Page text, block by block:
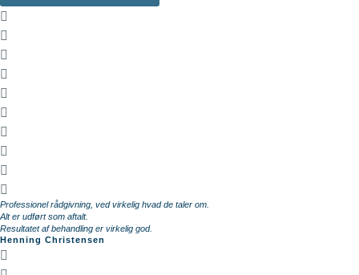
Professionel rådgivning, ved virkelig hvad de taler om.
Alt er udført som aftalt.
Resultatet af behandling er virkelig god.
Henning Christensen